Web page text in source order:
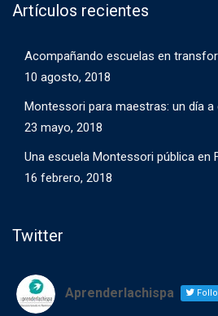
Artículos recientes
Acompañando escuelas en
10 agosto, 2018
Montessori para maestras: un día a
23 mayo, 2018
Una escuela Montessori pública en
16 febrero, 2018
Twitter
Aprenderlachispa